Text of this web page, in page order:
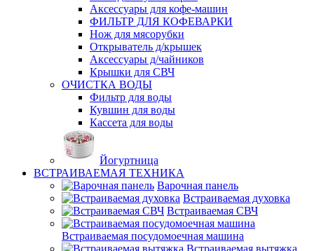
Аксессуары для кофе-машин
ФИЛЬТР ДЛЯ КОФЕВАРКИ
Нож для мясорубки
Открыватель д/крышек
Аксессуары д/чайников
Крышки для СВЧ
ОЧИСТКА ВОДЫ
Фильтр для воды
Кувшин для воды
Кассета для воды
Йогуртница
ВСТРАИВАЕМАЯ ТЕХНИКА
Варочная панель
Встраиваемая духовка
Встраиваемая СВЧ
Встраиваемая посудомоечная машина
Встраиваемая вытяжка